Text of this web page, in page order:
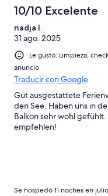
10/10 Excelente
nadja l.
31 ago. 2025
Le gustó: Limpieza,
anuncio
Traducir con Google
Gut ausgestattete
den See. Haben uns in
Balkon sehr wohl
empfehlen!
Se hospedó 11 noches en